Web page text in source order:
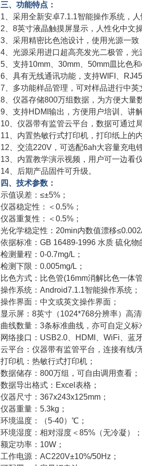
三、功能特点：
1、采用全新安卓7.1.1智能操作系统，
2、8英寸液晶触摸屏显示，人性化中文
3、采用精密比色池设计，使用光源一
4、光源采用进口超高亮发光二极管，
5、支持10mm、30mm、50mm皿比色
6、具有无线通讯功能，支持WIFI、
7、多功能样品管理，可对样品进行中
8、仪器存储800万组数据，为方便大量
9、支持HDMI输出，方便用户培训、讲
10、仪器带有监管云平台，数据可通过
11、内置热敏行式打印机，打印纸上的
12、交流220V，可选配6ah大容量充电
13、内置教学演示视频，用户可一边看
14、后期产品固件可升级。
四、技术参数：
示值误差：≤±5%；
仪器稳定性：＜0.5%；
仪器重复性：＜0.5%；
光化学稳定性：20min内数值漂移
依据标准：GB 16489-1996 水质 硫化
检测量程：0-0.7mg/L；
检测下限：0.005mg/L；
比色方式：比色管(16mm消解比色一体
操作系统：Android7.1.1智能操作系统；
操作界面：中文或英文操作界面；
显示屏：8英寸（1024*768分辨率）高
曲线数量：3条标准曲线，亦可自定义标
网络接口：USB2.0、HDMI、WiFi、蓝
云平台：仪器带有监管平台，连接有线/
打印机：热敏行式打印机；
数据储存：800万组，可自由调用查看；
数据导出格式：Excel表格；
仪器尺寸：367x243x125mm；
仪器重量：5.3kg；
环境温度：（5-40）℃；
环境湿度：相对湿度＜85%（无冷凝）；
额定功率：10W；
工作电源：AC220V±10%/50Hz；